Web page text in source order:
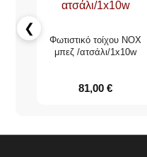
❮
Φωτιστικό τοίχου NOX
μπεζ /ατσάλι/1x10w
81,00€